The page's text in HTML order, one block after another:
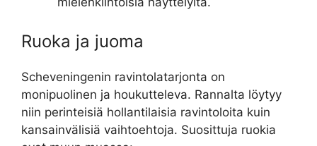
Ruoka ja juoma
Scheveningenin ravintolatarjonta on
monipuolinen ja houkutteleva. Rannalta löytyy
niin perinteisiä hollantilaisia ravintoloita kuin
kansainvälisiä vaihtoehtoja. Suosittuja ruokia